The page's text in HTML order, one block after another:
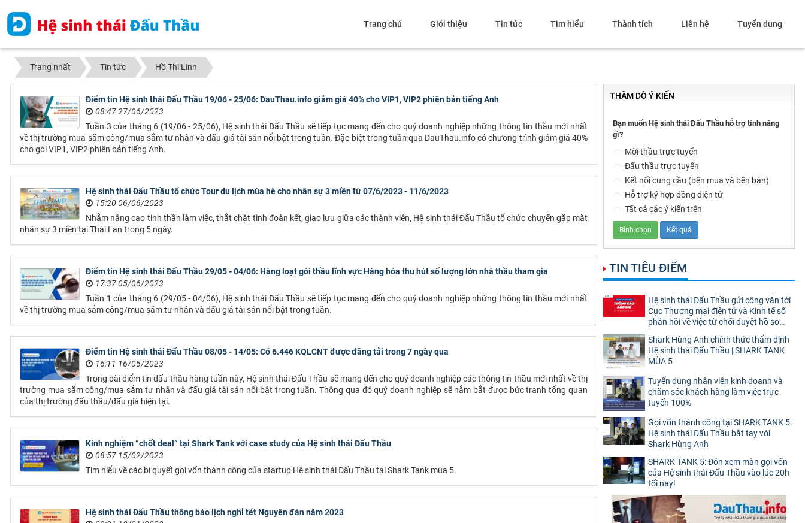
Trang chủ Giới thiệu Tin tức Tìm hiểu Thành tích Liên hệ Tuyển dụng
Trang nhất Tin tức Hồ Thị Linh
Điểm tin Hệ sinh thái Đấu Thầu 19/06 - 25/06: DauThau.info giảm giá 40% cho VIP1, VIP2 phiên bản tiếng Anh
08:47 27/06/2023
Tuần 3 của tháng 6 (19/06 - 25/06), Hệ sinh thái Đấu Thầu sẽ tiếp tục mang đến cho quý doanh nghiệp những thông tin thầu mới nhất
về thị trường mua sắm công/mua sắm tư nhân và đấu giá tài sản nổi bật trong tuần. Đặc biệt trong tuần qua DauThau.info có chương trình giảm giá 40%
cho gói VIP1, VIP2 phiên bản tiếng Anh.
Hệ sinh thái Đấu Thầu tổ chức Tour du lịch mùa hè cho nhân sự 3 miền từ 07/6/2023 - 11/6/2023
15:20 06/06/2023
Nhằm nâng cao tinh thần làm việc, thắt chặt tình đoàn kết, giao lưu giữa các thành viên, Hệ sinh thái Đấu Thầu tổ chức chuyến gặp mặt
nhân sự 3 miền tại Thái Lan trong 5 ngày.
Điểm tin Hệ sinh thái Đấu Thầu 29/05 - 04/06: Hàng loạt gói thầu lĩnh vực Hàng hóa thu hút số lượng lớn nhà thầu tham gia
17:37 05/06/2023
Tuần 1 của tháng 6 (29/05 - 04/06), Hệ sinh thái Đấu Thầu sẽ tiếp tục mang đến cho quý doanh nghiệp những thông tin thầu mới nhất
về thị trường mua sắm công/mua sắm tư nhân và đấu giá tài sản nổi bật trong tuần.
Điểm tin Hệ sinh thái Đấu Thầu 08/05 - 14/05: Có 6.446 KQLCNT được đăng tải trong 7 ngày qua
16:11 16/05/2023
Trong bài điểm tin đấu thầu hàng tuần này, Hệ sinh thái Đấu Thầu sẽ mang đến cho quý doanh nghiệp các thông tin thầu mới nhất về thị
trường mua sắm công/mua sắm tư nhân và đấu giá tài sản nổi bật trong tuần. Thông qua đó quý doanh nghiệp sẽ nắm bắt được bức tranh tổng quan
của thị trường đấu thầu/đấu giá hiện tại.
Kinh nghiệm “chốt deal” tại Shark Tank với case study của Hệ sinh thái Đấu Thầu
08:57 15/02/2023
Tìm hiểu về các bí quyết gọi vốn thành công của startup Hệ sinh thái Đấu Thầu tại Shark Tank mùa 5.
Hệ sinh thái Đấu Thầu thông báo lịch nghỉ tết Nguyên đán năm 2023
THĂM DÒ Ý KIẾN
Bạn muốn Hệ sinh thái Đấu Thầu hỗ trợ tính năng
gì?
Mời thầu trực tuyến
Đấu thầu trực tuyến
Kết nối cung cầu (bên mua và bên bán)
Hỗ trợ ký hợp đồng điện tử
Tất cả các ý kiến trên
TIN TIÊU ĐIỂM
Hệ sinh thái Đấu Thầu gửi công văn tới
Cục Thương mại điện tử và Kinh tế số
phản hồi về việc từ chối duyệt hồ sơ
website thương mại điện tử bán hàng
Shark Hùng Anh chính thức thẩm định
Hệ sinh thái Đấu Thầu | SHARK TANK
MÙA 5
Tuyển dụng nhân viên kinh doanh và
chăm sóc khách hàng làm việc trực
tuyến 100%
Gọi vốn thành công tại SHARK TANK 5:
Hệ sinh thái Đấu Thầu bắt tay với
Shark Hùng Anh
SHARK TANK 5: Đón xem màn gọi vốn
của Hệ sinh thái Đấu Thầu vào lúc 20h
tối nay!